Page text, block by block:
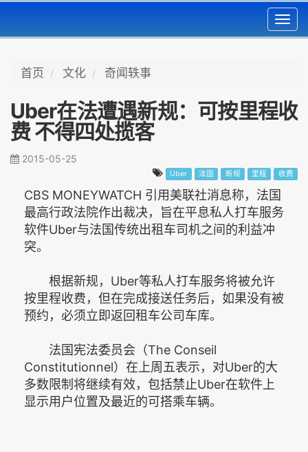
首页 文化 奇闻轶事
Uber在法遭遇新规：可按里程收
费 不得四处揽客
2015-05-25
Uber 法国 新规 里程 收费
CBS MONEYWATCH 引用美联社消息称，法国
最高行政法院作出裁决，旨在平息私人打车服务
软件Uber与法国传统出租车司机之间的利益冲
突。
根据新规，Uber等私人打车服务将被允许
按里程收费，但在完成接送任务后，如果没有被
预约，必须立即返回租车公司车库。
法国宪法委员会（The Conseil
Constitutionnel）在上周五表示，对Uber的大
多数限制将继续有效，包括禁止Uber在软件上
显示用户位置及最近的可搭乘车辆。